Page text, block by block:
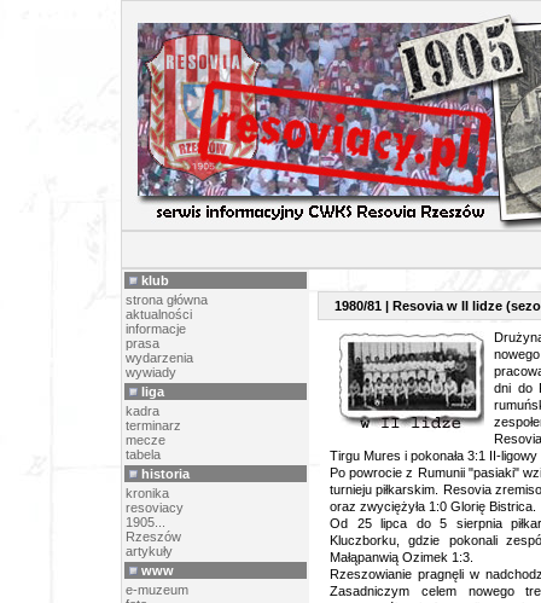
klub
strona główna
aktualności
informacje
prasa
wydarzenia
wywiady
liga
kadra
terminarz
mecze
tabela
historia
kronika
resoviacy
1905...
Rzeszów
artykuły
www
e-muzeum
1980/81 | Resovia w II lidze
dni do
Tirgu Mures i pokonała 3:1 II-
Po powrocie z Rumunii "pasiaki"
turnieju piłkarskim. Resovia
oraz zwyciężyła 1:0 Glorię Bistrica.
Od 25 lipca do 5 sierpnia
Kluczborku, gdzie pokonali
Małąpanwią Ozimek 1:3.
Rzeszowianie pragnęli w
Zasadniczym celem nowego